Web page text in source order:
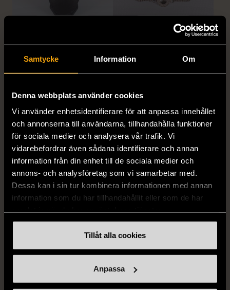
Samtycke Information Om
Denna webbplats använder cookies
Vi använder enhetsidentifierare för att anpassa innehållet
och annonserna till användarna, tillhandahålla funktioner
för sociala medier och analysera vår trafik. Vi
vidarebefordrar även sådana identifierare och annan
information från din enhet till de sociala medier och
annons- och analysföretag som vi samarbetar med.
Dessa kan i sin tur kombinera informationen med annan
information som du har tillhandahållit eller som de har
Tillåt alla cookies
Anpassa
Halsband med
cirkelhänge
169 kr
Mycket gott skick
Rodebjer - Mönstrad topp
M (38-40)
H&M - Leopardmönstrad
volangklänning
XS (32-34) Nytt skick